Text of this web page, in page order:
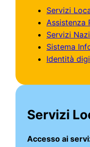
Servizi
Assistenza
Servizi
Sistema
Identità
Servizi
Accesso ai